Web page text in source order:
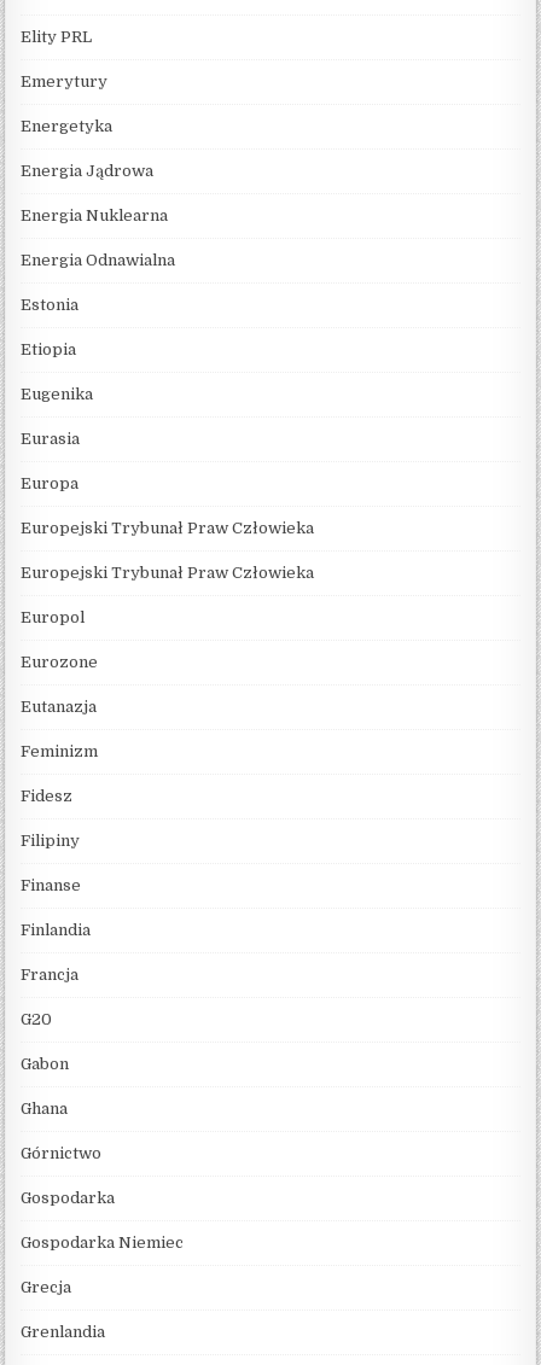
Elity PRL
Emerytury
Energetyka
Energia Jądrowa
Energia Nuklearna
Energia Odnawialna
Estonia
Etiopia
Eugenika
Eurasia
Europa
Europejski Trybunał Praw Człowieka
Europejski Trybunał Praw Człowieka
Europol
Eurozone
Eutanazja
Feminizm
Fidesz
Filipiny
Finanse
Finlandia
Francja
G20
Gabon
Ghana
Górnictwo
Gospodarka
Gospodarka Niemiec
Grecja
Grenlandia